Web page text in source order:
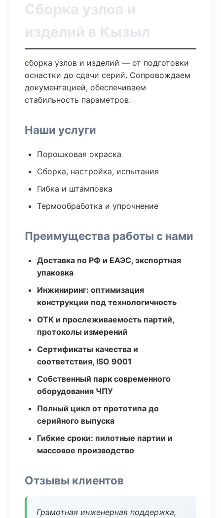
Сборка узлов и
изделий в Кызыл
сборка узлов и изделий — от подготовки
оснастки до сдачи серий. Сопровождаем
документацией, обеспечиваем
стабильность параметров.
Наши услуги
Порошковая окраска
Сборка, настройка, испытания
Гибка и штамповка
Термообработка и упрочнение
Преимущества работы с нами
Доставка по РФ и ЕАЭС, экспортная
упаковка
Инжиниринг: оптимизация
конструкции под технологичность
ОТК и прослеживаемость партий,
протоколы измерений
Сертификаты качества и
соответствия, ISO 9001
Собственный парк современного
оборудования ЧПУ
Полный цикл от прототипа до
серийного выпуска
Гибкие сроки: пилотные партии и
массовое производство
Отзывы клиентов
Грамотная инженерная поддержка,